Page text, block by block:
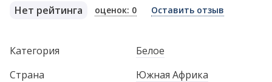
Нет рейтинга оценок: 0 Оставить отзыв
Категория
Белое
Страна
Южная Африка